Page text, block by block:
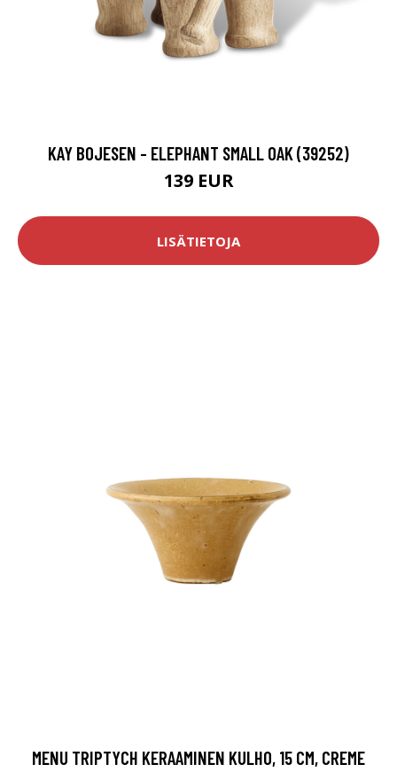
KAY BOJESEN - ELEPHANT SMALL OAK (39252)
139 EUR
LISÄTIETOJA
MENU TRIPTYCH KERAAMINEN KULHO, 15 CM, CREME